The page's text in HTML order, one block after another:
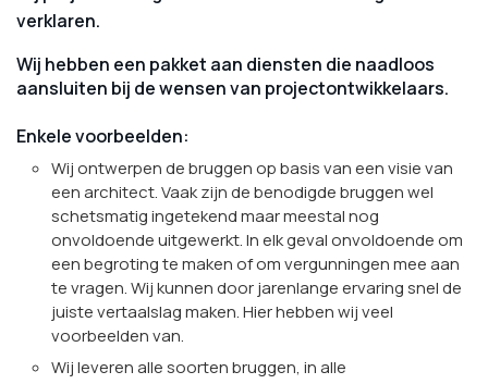
verklaren.
Wij hebben een pakket aan diensten die naadloos
aansluiten bij de wensen van projectontwikkelaars.
Enkele voorbeelden:
Wij ontwerpen de bruggen op basis van een visie van
een architect. Vaak zijn de benodigde bruggen wel
schetsmatig ingetekend maar meestal nog
onvoldoende uitgewerkt. In elk geval onvoldoende om
een begroting te maken of om vergunningen mee aan
te vragen. Wij kunnen door jarenlange ervaring snel de
juiste vertaalslag maken. Hier hebben wij veel
voorbeelden van.
Wij leveren alle soorten bruggen, in alle